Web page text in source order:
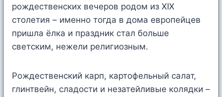
рождественских вечеров родом из XIX
столетия – именно тогда в дома европейцев
пришла ёлка и праздник стал больше
светским, нежели религиозным.
Рождественский карп, картофельный салат,
глинтвейн, сладости и незатейливые колядки –